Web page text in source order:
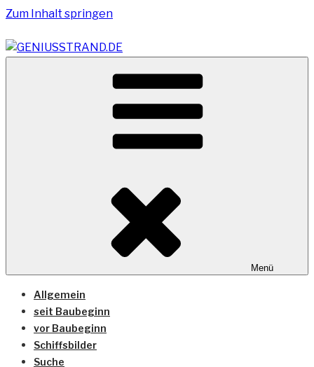
Zum Inhalt springen
GENIUSSTRAND.DE
Vom Geniusstrand zum JadeWeserPort/Container
Terminal Wilhelmshaven
Menü
Allgemein
seit Baubeginn
vor Baubeginn
Schiffsbilder
Suche